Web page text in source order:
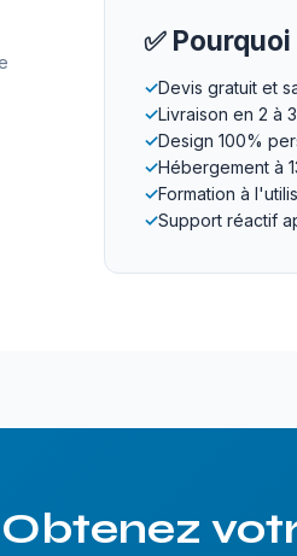
✅
✓Devis gratuit et
✓Livraison en 2 à
✓Design 100%
✓Hébergement à
✓Formation à
✓Support réactif